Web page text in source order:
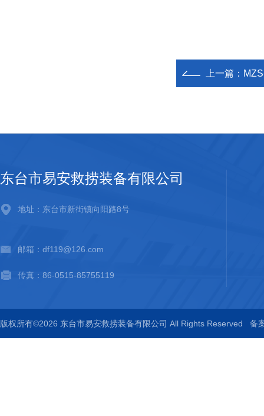
上一篇：
东台市易安救捞装备有限公司
地址：东台市新街镇向阳路8号
邮箱：df119@126.com
传真：86-0515-85755119
版权所有©2026 东台市易安救捞装备有限公司 All Rights Reserved 备